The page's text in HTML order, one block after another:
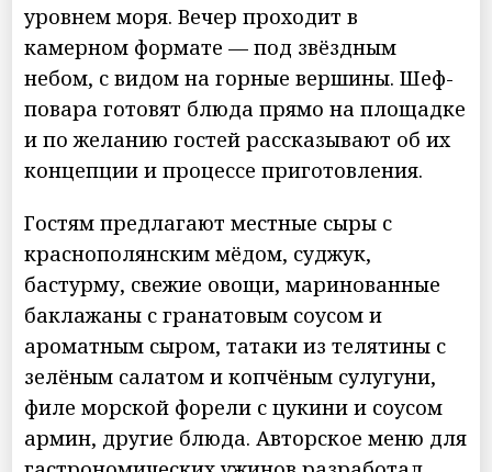
уровнем моря. Вечер проходит в
камерном формате — под звёздным
небом, с видом на горные вершины. Шеф-
повара готовят блюда прямо на площадке
и по желанию гостей рассказывают об их
концепции и процессе приготовления.
Гостям предлагают местные сыры с
краснополянским мёдом, суджук,
бастурму, свежие овощи, маринованные
баклажаны с гранатовым соусом и
ароматным сыром, татаки из телятины с
зелёным салатом и копчёным сулугуни,
филе морской форели с цукини и соусом
армин, другие блюда. Авторское меню для